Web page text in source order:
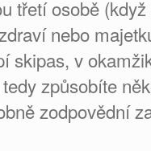
třetí osobě
nebo
skipas, v
způsobíte
zodpovědní